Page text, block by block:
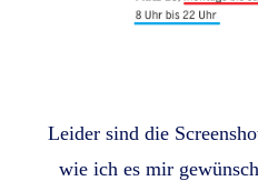
Leider sind die
wie ich es mir